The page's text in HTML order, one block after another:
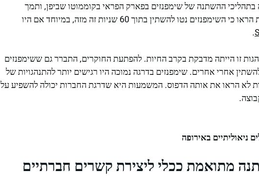
ל-600 שעות לצפייה בתהליכי ההשתנה של שימפנזים בפארק הפראי בקוממוטו שביפן, ותמך
ב-1,328 מקרים של ההשתנה. התוצאות הראו כי השימפנזים נטו להשתין בתוך 60 שניות זה מזה, במיוחד אם היו
.
זו הייתה מדבקת בקרב החיות. להפתעת החוקרים, התברר גם ששימפנזים
אחרי אחרים. שימפנזים בדרגה נמוכה היו רגישים יותר להתנהגויות של
לא הראו את אותה הדפוס. המשמעות היא שדרגת החברות יכולה להשפיע על
ניאוליתיים באירופה
מתואמת ככלי ליצירת קשרים חברתיים